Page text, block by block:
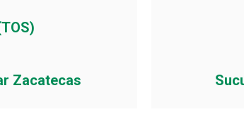
Zacatecas